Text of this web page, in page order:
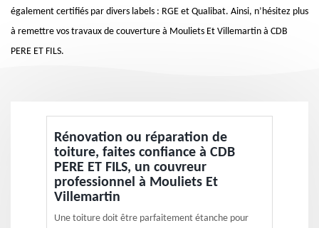
également certifiés par divers labels : RGE et Qualibat. Ainsi, n’hésitez plus
à remettre vos travaux de couverture à Mouliets Et Villemartin à CDB
PERE ET FILS.
Rénovation ou réparation de
toiture, faites confiance à CDB
PERE ET FILS, un couvreur
professionnel à Mouliets Et
Villemartin
Une toiture doit être parfaitement étanche pour